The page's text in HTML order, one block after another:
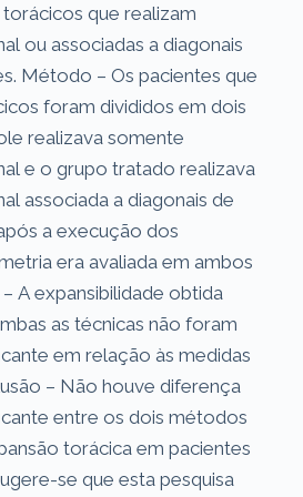
que realizam
ou associadas a diagonais
Método – Os pacientes que
foram divididos em dois
realizava somente
e o grupo tratado realizava
associada a diagonais de
a execução dos
era avaliada em ambos
A expansibilidade obtida
as técnicas não foram
em relação às medidas
– Não houve diferença
entre os dois métodos
torácica em pacientes
se que esta pesquisa